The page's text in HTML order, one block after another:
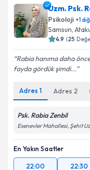
Uzm. Psk.
Psikoloji +1
Samsun,
4.9 (25
Rabia hanıma daha
fayda gördük şimdi...
Adres 1 Adres 2
Psk. Rabia Zenbil
Esenevler Mahallesi, Şehit
En Yakın Saatler
22:00
22:30